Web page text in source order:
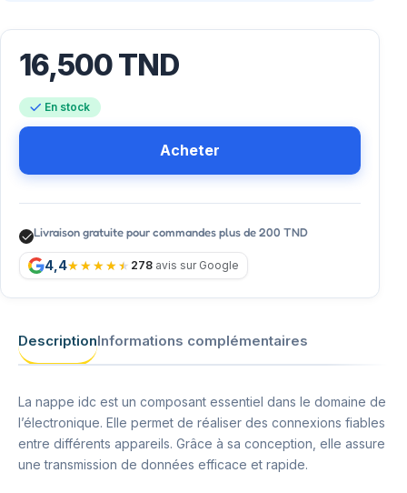
16,500TND
En stock
Acheter
Livraison gratuite pour commandes plus de 200 TND
4,4 278 avis sur Google
DescriptionInformations complémentaires
La nappe idc est un composant essentiel dans le domaine de
l’électronique. Elle permet de réaliser des connexions fiables
entre différents appareils. Grâce à sa conception, elle assure
une transmission de données efficace et rapide.